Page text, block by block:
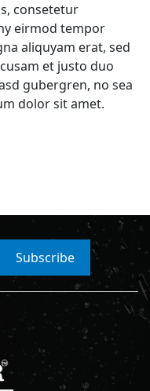
consetetur
eirmod tempor
aliquyam erat, sed
et justo duo
gubergren, no sea
dolor sit amet.
Subscribe